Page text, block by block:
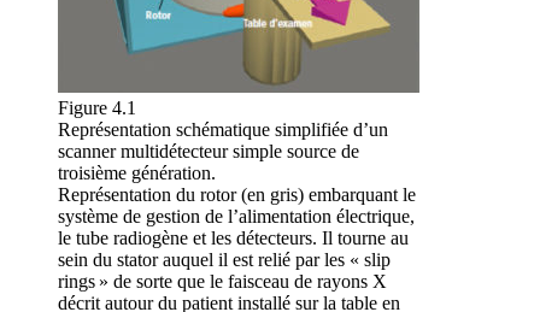
Figure 4.1
Représentation schématique simplifiée d’un
scanner multidétecteur simple source de
troisième génération.
Représentation du rotor (en gris) embarquant le
système de gestion de l’alimentation électrique,
le tube radiogène et les détecteurs. Il tourne au
sein du stator auquel il est relié par les « slip
rings » de sorte que le faisceau de rayons X
décrit autour du patient installé sur la table en